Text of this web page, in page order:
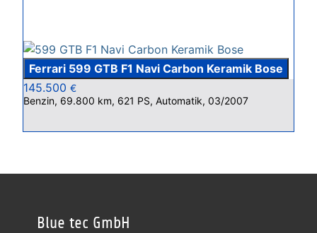
Ferrari 599 GTB F1 Navi Carbon Keramik Bose
145.500 €
Benzin, 69.800 km, 621 PS, Automatik, 03/2007
Blue tec GmbH